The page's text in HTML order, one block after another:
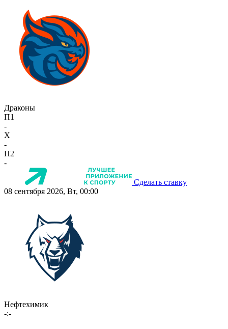
Драконы
П1
-
X
-
П2
-
Сделать ставку
08 сентября 2026, Вт, 00:00
Нефтехимик
-:-